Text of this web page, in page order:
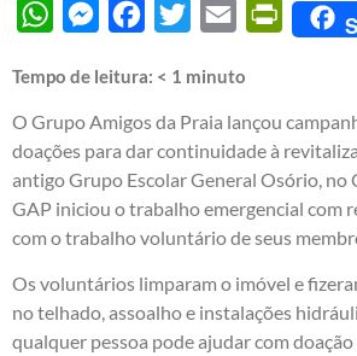
WhatsAppMessengerFacebook
Twitter Email
Tempo de leitura: < 1 minuto
O Grupo Amigos da Praia lançou
doações para dar continuidade à
antigo Grupo Escolar General Osório, no
GAP iniciou o trabalho emergencial com
com o trabalho voluntário de seus
Os voluntários limparam o imóvel e
no telhado, assoalho e instalações
qualquer pessoa pode ajudar com